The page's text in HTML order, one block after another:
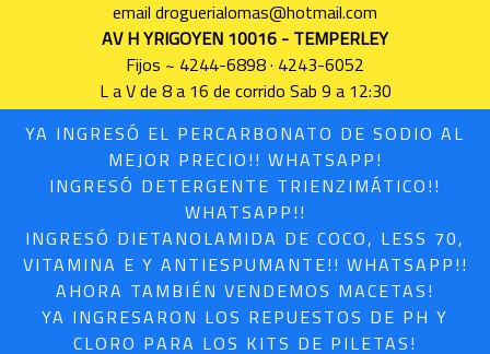
email droguerialomas@hotmail.com
AV H YRIGOYEN 10016 - TEMPERLEY
Fijos ~ 4244-6898 · 4243-6052
L a V de 8 a 16 de corrido Sab 9 a 12:30
YA INGRESÓ EL PERCARBONATO DE SODIO AL
MEJOR PRECIO!! WHATSAPP!
INGRESÓ DETERGENTE TRIENZIMÁTICO!!
WHATSAPP!!
INGRESÓ DIETANOLAMIDA DE COCO, LESS 70,
VITAMINA E Y ANTIESPUMANTE!! WHATSAPP!!
AHORA TAMBIÉN VENDEMOS MACETAS!
YA INGRESARON LOS REPUESTOS DE PH Y
CLORO PARA LOS KITS DE PILETAS!